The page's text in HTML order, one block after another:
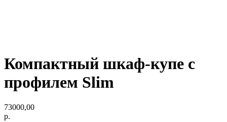
Компактный шкаф-купе с
профилем Slim
73000,00
р.